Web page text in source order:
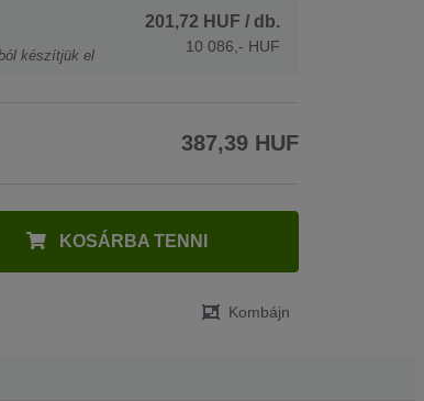
készítjük el
201,72 HUF / db.
10 086,- HUF
387,39 HUF
KOSÁRBA TENNI
Kombájn